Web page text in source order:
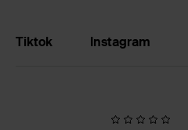
Tiktok Instagram